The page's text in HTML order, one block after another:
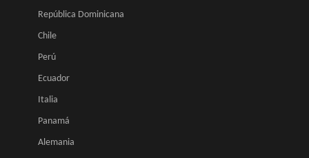
República Dominicana
Chile
Perú
Ecuador
Italia
Panamá
Alemania